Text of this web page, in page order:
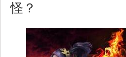
怪？